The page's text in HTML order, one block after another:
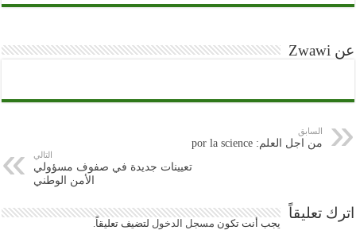
عن Zwawi
السابق
من اجل العلم: por la science
التالي
تعيينات جديدة في صفوف مسؤولي
الأمن الوطني
اترك تعليقاً
يجب أنت تكون مسجل الدخول لتضيف تعليقاً.